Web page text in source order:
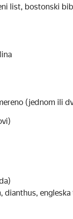
list, bostonski
(jednom ili
dianthus,